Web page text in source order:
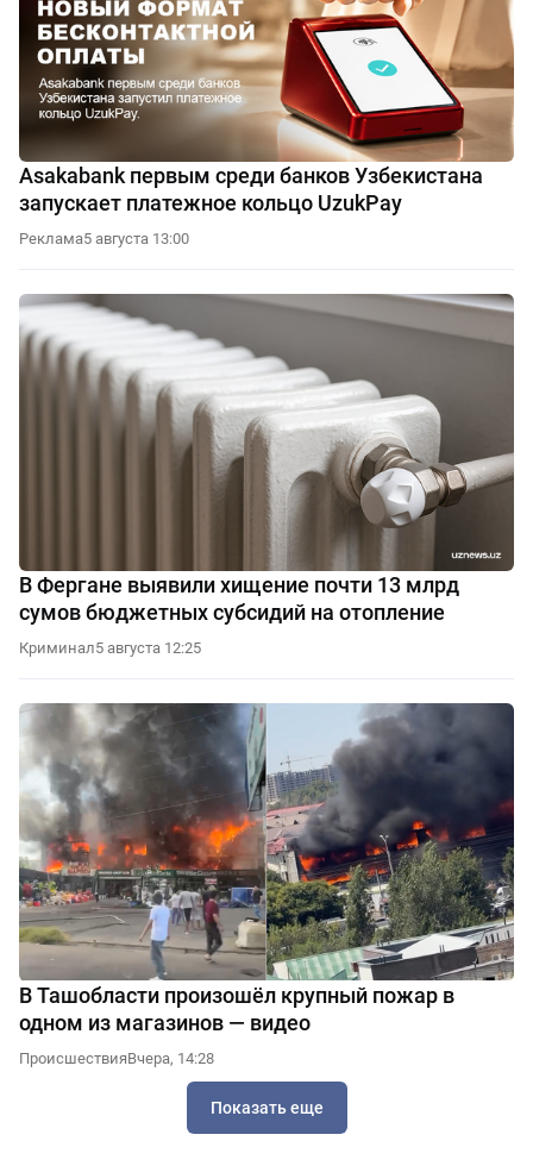
Asakabank первым среди банков Узбекистана
запускает платежное кольцо UzukPay
Реклама5 августа 13:00
В Фергане выявили хищение почти 13 млрд
сумов бюджетных субсидий на отопление
Криминал5 августа 12:25
В Ташобласти произошёл крупный пожар в
одном из магазинов — видео
ПроисшествияВчера, 14:28
Показать еще